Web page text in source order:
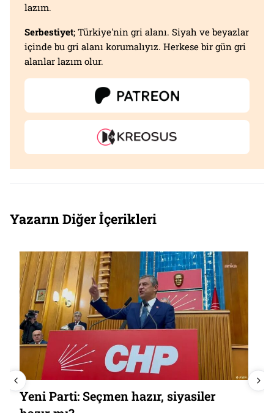
lazım.
Serbestiyet; Türkiye'nin gri alanı. Siyah ve beyazlar
içinde bu gri alanı korumalıyız. Herkese bir gün gri
alanlar lazım olur.
Yazarın Diğer İçerikleri
Yeni Parti: Seçmen hazır, siyasiler